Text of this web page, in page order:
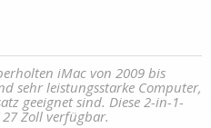
iMac von 2009 bis
sehr leistungsstarke Computer,
geeignet sind. Diese 2-in-1-
Zoll verfügbar.